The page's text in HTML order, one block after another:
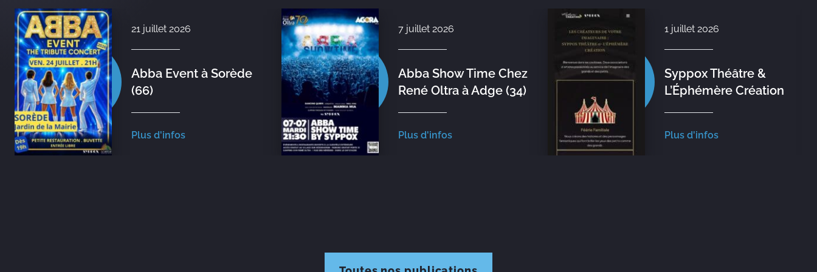
21 juillet 2026
Abba Event à Sorède
(66)
Plus d'infos
7 juillet 2026
Abba Show Time Chez
René Oltra à Adge (34)
Plus d'infos
1 juillet 2026
Syppox Théâtre &
L’Éphémère Création
Plus d'infos